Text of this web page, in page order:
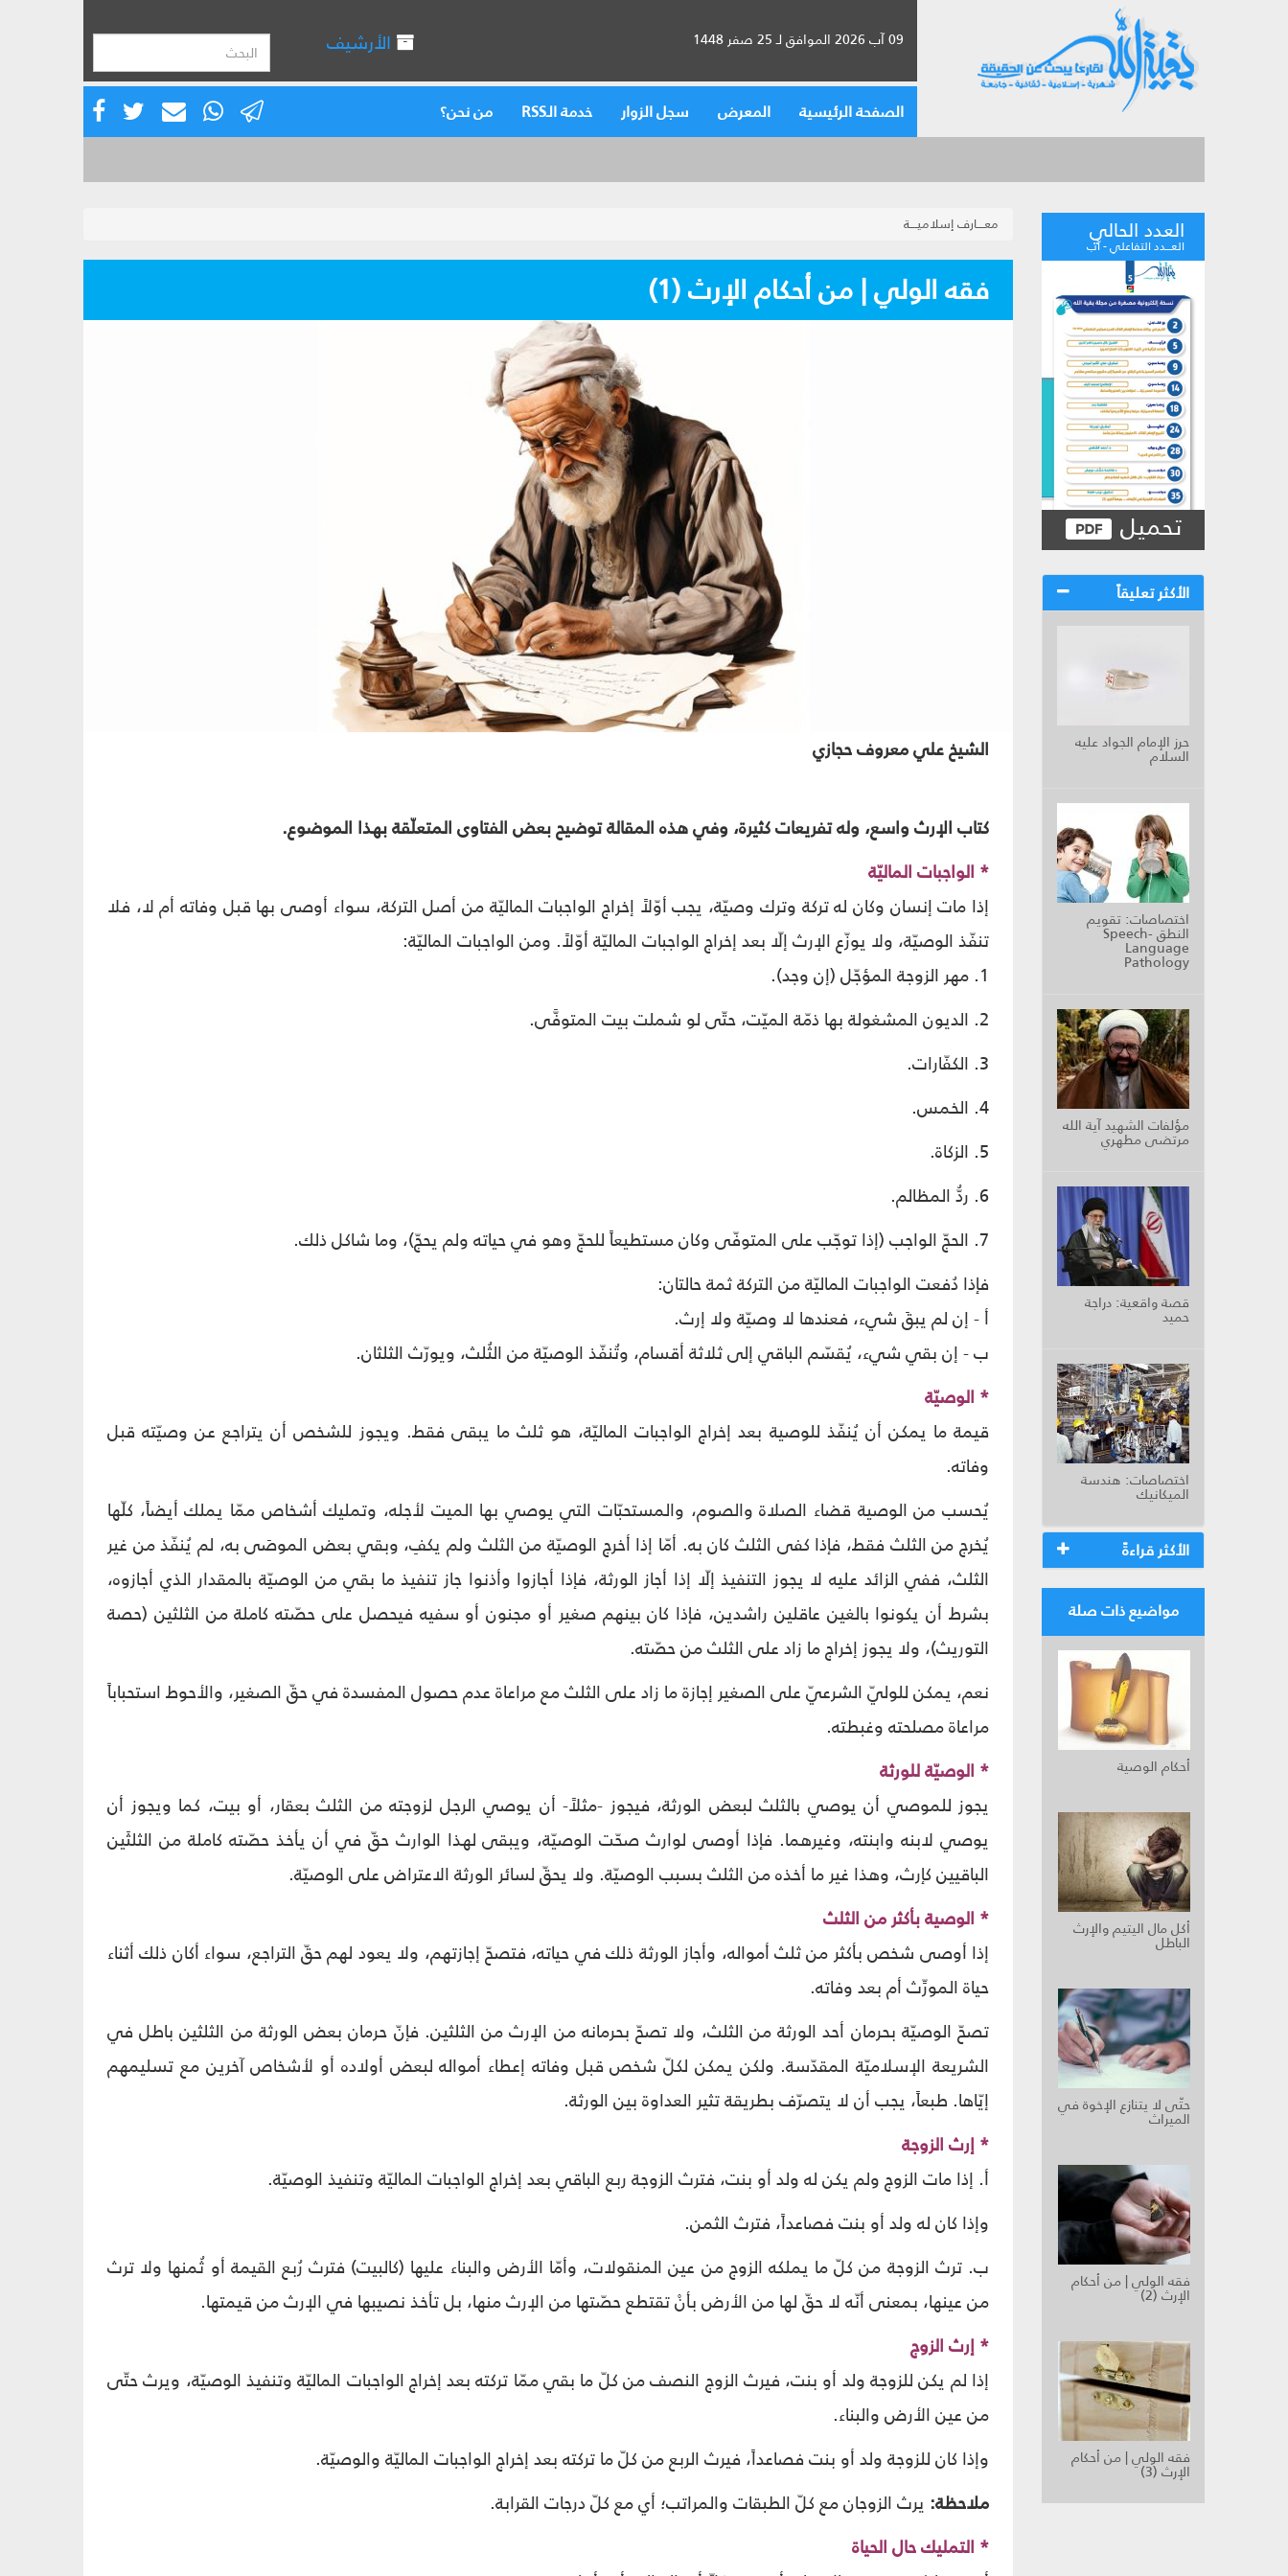
09 آب 2026 الموافق لـ 25 صفر 1448 الأرشيف
الصفحة الرئيسية المعرض سجل الزوار خدمة الـRSS من نحن؟
العدد الحالي
العـــدد التفاعلي - آب
تحميل
الأكثر تعليقاً
حرز الإمام الجواد عليه
السلام
اختصاصات: تقويم
النطق Speech-
Language
Pathology
مؤلفات الشهيد آية الله
مرتضى مطهري
قصة واقعية: دراجة
حميد
اختصاصات: هندسة
الميكانيك
الأكثر قراءةً
مواضيع ذات صلة
أحكام الوصية
أكل مال اليتيم والإرث
الباطل
حتّى لا يتنازع الإخوة في
الميراث
فقه الولي | من أحكام
الإرث (2)
فقه الولي | من أحكام
الإرث (3)
معــــارف إسلاميــــة
فقه الولي | من أحكام الإرث (1)
الشيخ علي معروف حجازي
كتاب الإرث واسع، وله تفريعات كثيرة، وفي هذه المقالة توضيح بعض الفتاوى المتعلّقة بهذا الموضوع.
* الواجبات الماليّة
إذا مات إنسان وكان له تركة وترك وصيّة، يجب أوّلاً إخراج الواجبات الماليّة من أصل التركة، سواء أوصى بها قبل وفاته أم لا، فلا
تنفّذ الوصيّة، ولا يوزّع الإرث إلّا بعد إخراج الواجبات الماليّة أوّلاً. ومن الواجبات الماليّة:
1. مهر الزوجة المؤجّل (إن وجد).
2. الديون المشغولة بها ذمّة الميّت، حتّى لو شملت بيت المتوفَّى.
3. الكفّارات.
4. الخمس.
5. الزكاة.
6. ردُّ المظالم.
7. الحجّ الواجب (إذا توجّب على المتوفّى وكان مستطيعاً للحجّ وهو في حياته ولم يحجّ)، وما شاكل ذلك.
فإذا دُفعت الواجبات الماليّة من التركة ثمة حالتان:
أ - إن لم يبقَ شيء، فعندها لا وصيّة ولا إرث.
ب - إن بقي شيء، يُقسّم الباقي إلى ثلاثة أقسام، وتُنفّذ الوصيّة من الثُلث، ويورّث الثلثان.
* الوصيّة
قيمة ما يمكن أن يُنفّذ للوصية بعد إخراج الواجبات الماليّة، هو ثلث ما يبقى فقط. ويجوز للشخص أن يتراجع عن وصيّته قبل
وفاته.
يُحسب من الوصية قضاء الصلاة والصوم، والمستحبّات التي يوصي بها الميت لأجله، وتمليك أشخاص ممّا يملك أيضاً، كلّها
يُخرج من الثلث فقط، فإذا كفى الثلث كان به. أمّا إذا أخرج الوصيّة من الثلث ولم يكفِ، وبقي بعض الموصَى به، لم يُنفّذ من غير
الثلث، ففي الزائد عليه لا يجوز التنفيذ إلّا إذا أجاز الورثة، فإذا أجازوا وأذنوا جاز تنفيذ ما بقي من الوصيّة بالمقدار الذي أجازوه،
بشرط أن يكونوا بالغين عاقلين راشدين، فإذا كان بينهم صغير أو مجنون أو سفيه فيحصل على حصّته كاملة من الثلثين (حصة
التوريث)، ولا يجوز إخراج ما زاد على الثلث من حصّته.
نعم، يمكن للوليّ الشرعيّ على الصغير إجازة ما زاد على الثلث مع مراعاة عدم حصول المفسدة في حقّ الصغير، والأحوط استحباباً
مراعاة مصلحته وغبطته.
* الوصيّة للورثة
يجوز للموصي أن يوصي بالثلث لبعض الورثة، فيجوز -مثلاً- أن يوصي الرجل لزوجته من الثلث بعقار، أو بيت، كما ويجوز أن
يوصي لابنه وابنته، وغيرهما. فإذا أوصى لوارث صحّت الوصيّة، ويبقى لهذا الوارث حقّ في أن يأخذ حصّته كاملة من الثلثَين
الباقيين كإرث، وهذا غير ما أخذه من الثلث بسبب الوصيّة. ولا يحقّ لسائر الورثة الاعتراض على الوصيّة.
* الوصية بأكثر من الثلث
إذا أوصى شخص بأكثر من ثلث أمواله، وأجاز الورثة ذلك في حياته، فتصحّ إجازتهم، ولا يعود لهم حقّ التراجع، سواء أكان ذلك أثناء
حياة المورِّث أم بعد وفاته.
تصحّ الوصيّة بحرمان أحد الورثة من الثلث، ولا تصحّ بحرمانه من الإرث من الثلثين. فإنّ حرمان بعض الورثة من الثلثين باطل في
الشريعة الإسلاميّة المقدّسة. ولكن يمكن لكلّ شخص قبل وفاته إعطاء أمواله لبعض أولاده أو لأشخاص آخرين مع تسليمهم
إيّاها. طبعاً، يجب أن لا يتصرّف بطريقة تثير العداوة بين الورثة.
* إرث الزوجة
أ. إذا مات الزوج ولم يكن له ولد أو بنت، فترث الزوجة ربع الباقي بعد إخراج الواجبات الماليّة وتنفيذ الوصيّة.
وإذا كان له ولد أو بنت فصاعداً، فترث الثمن.
ب. ترث الزوجة من كلّ ما يملكه الزوج من عين المنقولات، وأمّا الأرض والبناء عليها (كالبيت) فترث رُبع القيمة أو ثُمنها ولا ترث
من عينها، بمعنى أنّه لا حقّ لها من الأرض بأنْ تقتطع حصّتها من الإرث منها، بل تأخذ نصيبها في الإرث من قيمتها.
* إرث الزوج
إذا لم يكن للزوجة ولد أو بنت، فيرث الزوج النصف من كلّ ما بقي ممّا تركته بعد إخراج الواجبات الماليّة وتنفيذ الوصيّة، ويرث حتّى
من عين الأرض والبناء.
وإذا كان للزوجة ولد أو بنت فصاعداً، فيرث الربع من كلّ ما تركته بعد إخراج الواجبات الماليّة والوصيّة.
ملاحظة: يرث الزوجان مع كلّ الطبقات والمراتب؛ أي مع كلّ درجات القرابة.
* التمليك حال الحياة